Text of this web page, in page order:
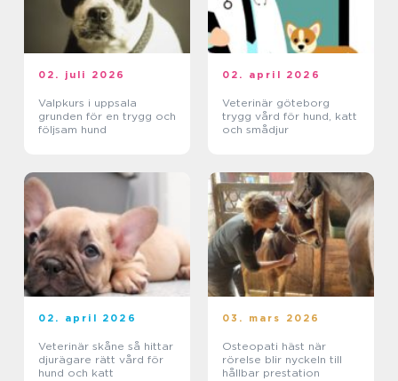
02. juli 2026
Valpkurs i uppsala
grunden för en trygg och
följsam hund
02. april 2026
Veterinär göteborg
trygg vård för hund, katt
och smådjur
02. april 2026
Veterinär skåne så hittar
djurägare rätt vård för
hund och katt
03. mars 2026
Osteopati häst när
rörelse blir nyckeln till
hållbar prestation